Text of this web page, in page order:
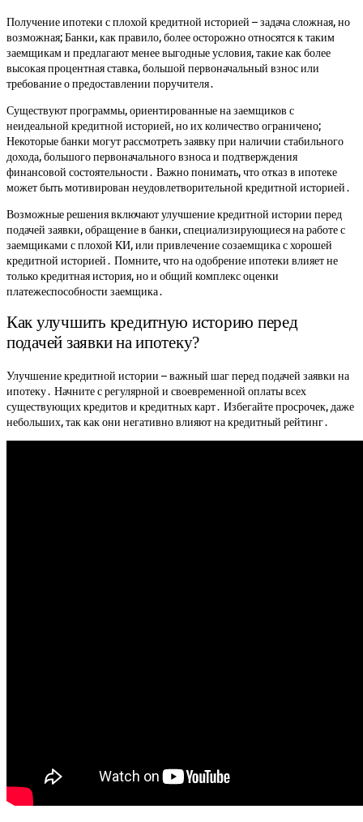
Получение ипотеки с плохой кредитной историей – задача сложная, но
возможная; Банки, как правило, более осторожно относятся к таким
заемщикам и предлагают менее выгодные условия, такие как более
высокая процентная ставка, большой первоначальный взнос или
требование о предоставлении поручителя․
Существуют программы, ориентированные на заемщиков с
неидеальной кредитной историей, но их количество ограничено;
Некоторые банки могут рассмотреть заявку при наличии стабильного
дохода, большого первоначального взноса и подтверждения
финансовой состоятельности․ Важно понимать, что отказ в ипотеке
может быть мотивирован неудовлетворительной кредитной историей․
Возможные решения включают улучшение кредитной истории перед
подачей заявки, обращение в банки, специализирующиеся на работе с
заемщиками с плохой КИ, или привлечение созаемщика с хорошей
кредитной историей․ Помните, что на одобрение ипотеки влияет не
только кредитная история, но и общий комплекс оценки
платежеспособности заемщика․
Как улучшить кредитную историю перед
подачей заявки на ипотеку?
Улучшение кредитной истории – важный шаг перед подачей заявки на
ипотеку․ Начните с регулярной и своевременной оплаты всех
существующих кредитов и кредитных карт․ Избегайте просрочек, даже
небольших, так как они негативно влияют на кредитный рейтинг․